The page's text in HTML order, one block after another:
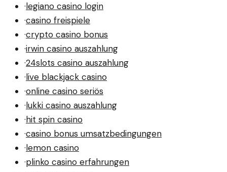
·legiano casino login
·casino freispiele
·crypto casino bonus
·irwin casino auszahlung
·24slots casino auszahlung
·live blackjack casino
·online casino seriös
·lukki casino auszahlung
·hit spin casino
·casino bonus umsatzbedingungen
·lemon casino
·plinko casino erfahrungen